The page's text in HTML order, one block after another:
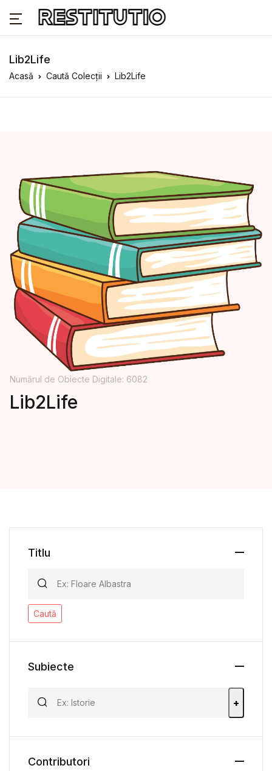
Lib2Life
Acasă Caută Colecții Lib2Life
Numărul de Obiecte Digitale: 6082
Lib2Life
Titlu
Caută
Subiecte
+
Contributori